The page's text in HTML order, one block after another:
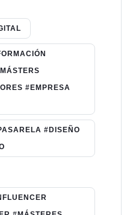
#EMPRESA
#DISEÑO